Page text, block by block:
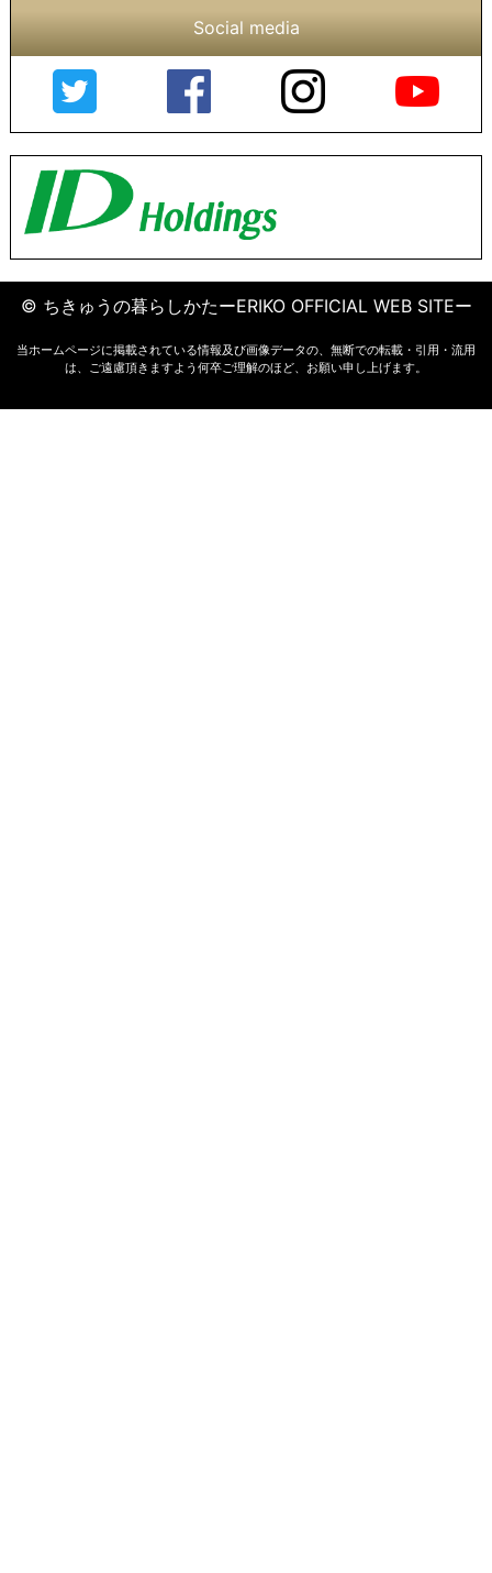
Social media
© ちきゅうの暮らしかたーERIKO OFFICIAL WEB SITEー
当ホームページに掲載されている情報及び画像データの、無断での転載・引用・流用
は、ご遠慮頂きますよう何卒ご理解のほど、お願い申し上げます。